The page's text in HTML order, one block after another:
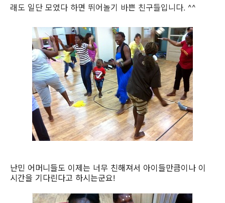
래도 일단 모였다 하면 뛰어놀기 바쁜 친구들입니다. ^^
난민 어머니들도 이제는 너무 친해져서 아이들만큼이나 이
시간을 기다린다고 하시는군요!